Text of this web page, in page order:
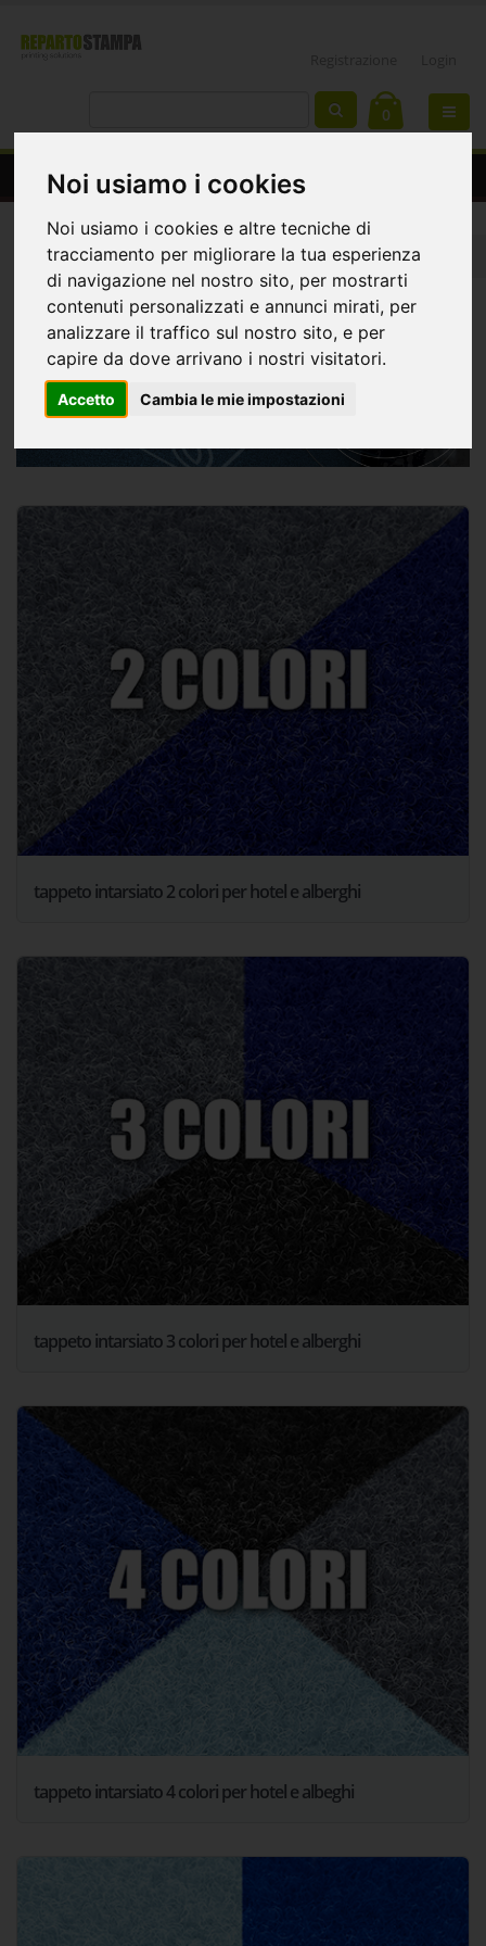
Noi usiamo i cookies
Noi usiamo i cookies e altre tecniche di
tracciamento per migliorare la tua esperienza
di navigazione nel nostro sito, per mostrarti
contenuti personalizzati e annunci mirati, per
analizzare il traffico sul nostro sito, e per
capire da dove arrivano i nostri visitatori.
Accetto Cambia le mie impostazioni
0
Zerbini intarsiati
Home Forniture HO.RE.CA zerbini intarsiati
tappeto intarsiato 2 colori per hotel e alberghi
tappeto intarsiato 3 colori per hotel e alberghi
tappeto intarsiato 4 colori per hotel e albeghi